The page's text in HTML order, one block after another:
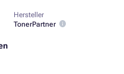
Hersteller
TonerPartner